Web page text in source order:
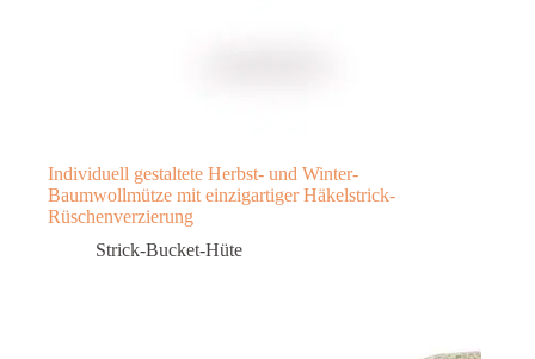
Individuell gestaltete Herbst- und Winter-
Baumwollmütze mit einzigartiger Häkelstrick-
Rüschenverzierung
Strick-Bucket-Hüte